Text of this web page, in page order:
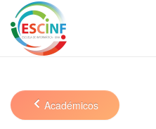
Skip to main content
Académicos